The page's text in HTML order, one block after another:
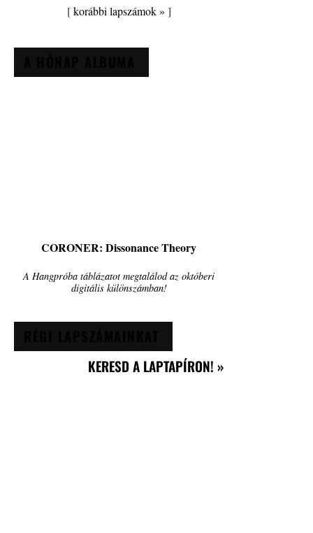
[korábbi lapszámok » ]
CORONER: Dissonance Theory
A Hangpróba táblázatot megtalálod az októberi
digitális különszámban!
KERESD A LAPTAPÍRON! »